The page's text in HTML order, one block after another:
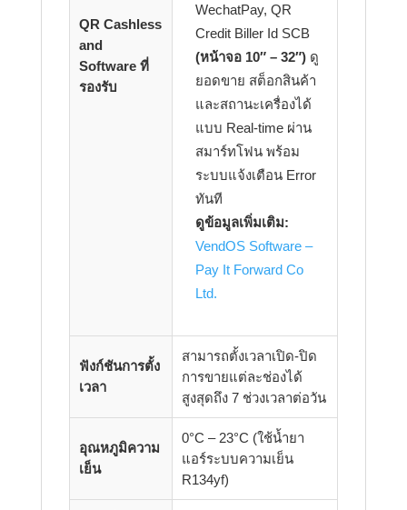
QR Cashless
and
Software ที่
รองรับ
WechatPay, QR
Credit Biller Id SCB
(หน้าจอ 10″ – 32″) ดู
ยอดขาย สต็อกสินค้า
และสถานะเครื่องได้
แบบ Real-time ผ่าน
สมาร์ทโฟน พร้อม
ระบบแจ้งเตือน Error
ทันที
ดูข้อมูลเพิ่มเติม:
VendOS Software –
Pay It Forward Co
Ltd.
ฟังก์ชันการตั้ง
เวลา
สามารถตั้งเวลาเปิด-ปิด
การขายแต่ละช่องได้
สูงสุดถึง 7 ช่วงเวลาต่อวัน
อุณหภูมิความ
เย็น
0°C – 23°C (ใช้น้ำยา
แอร์ระบบความเย็น
R134yf)